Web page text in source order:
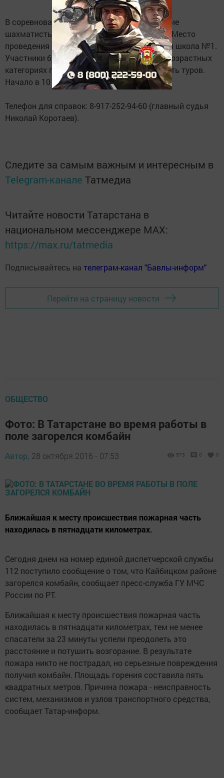
В соревнованиях примут участие сильнейшие
шахматисты Татарстана и Башкортостана. Место
проведения - детско-юношеская спортивная школа №1.
Участники будут соревноваться в разных возрастных
категориях по швейцарской системе в девять туров.
Начало в 10 часов.
Телефон для справок: 8-917-252-94-60 (главный судья
Николай Коротаев).
Следите за самым важным и интересным в
Telegram-канале Татмедиа
Читайте новости Татарстана в
национальном мессенджере MАХ:
https://max.ru/tatmedia
Подписывайтесь на телеграм-канал "Бавлы-информ"
Перейти на страницу новости
ОБЩЕСТВО
Фото: В Татарстане во время работы в
поле загорелся комбайн
Автор, 28 октября 2016 - 07:53 573 0 0
Ближайшая к месту происшествия пожарная часть
находилась в пятнадцати километрах.
Сегодня днем на номер единой диспетчерской службы
112 поступило сообщение о том, что Кайбицком районе
загорелся комбайн, сообщает пресс-служба ГУ МЧС
России по РТ.
Ближайшая к месту происшествия пожарная часть
находилась в пятнадцати километрах, тем не менее
спасатели за 23 минуты успели преодолеть это
расстояние и потушить возгорание. В результате
пожара никто не пострадал, но серьезные повреждения
получил комбайн. Площадь горения составила пять
квадратных метров. Причина пожара - неисправность
систем, механизмов и узлов транспортного средства,
сообщает Татар-информ.